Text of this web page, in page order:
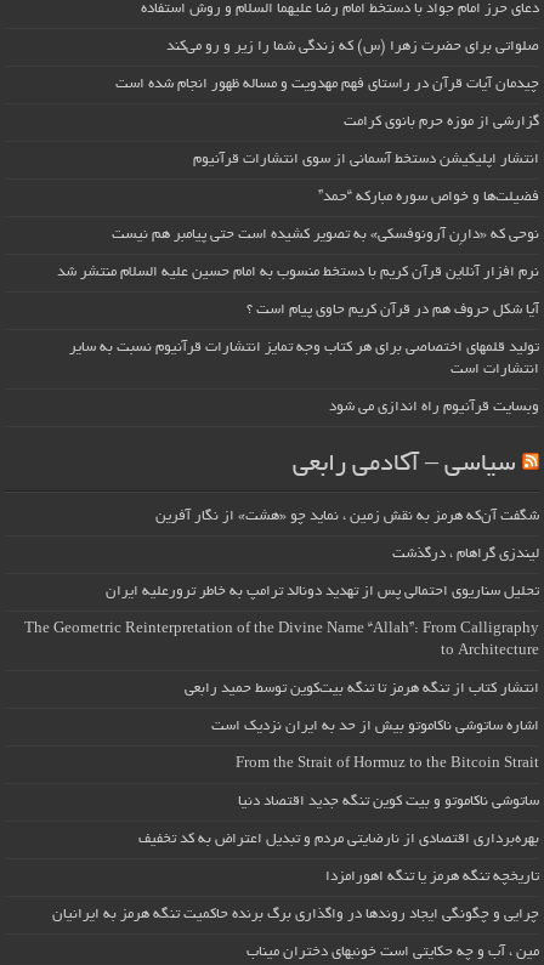
دعای حرز امام جواد با دستخط امام رضا علیهما السلام و روش استفاده
صلواتی برای حضرت زهرا (س) که زندگی شما را زیر و رو می‌کند
چیدمان آیات قرآن در راستای فهم مهدویت و مساله ظهور انجام شده است
گزارشی از موزه حرم بانوی کرامت
انتشار اپلیکیشن دستخط آسمانی از سوی انتشارات قرآنیوم
فضیلت‌ها و خواص سوره مبارکه “حمد”
نوحی که «دارِن آرونوفسکی» به تصویر کشیده است حتی پیامبر هم نیست
نرم افزار آنلاین قرآن کریم با دستخط منسوب به امام حسین علیه السلام منتشر شد
آیا شکل حروف هم در قرآن کریم حاوی پیام است ؟
تولید قلمهای اختصاصی برای هر کتاب وجه تمایز انتشارات قرآنیوم نسبت به سایر
انتشارات است
وبسایت قرآنیوم راه اندازی می شود
سیاسی – آکادمی رابعی
شگفت آن‌که هرمز به نقش زمین ، نماید چو «هشت» از نگار آفرین
لیندزی گراهام ، درگذشت
تحلیل سناریوی احتمالی پس از تهدید دونالد ترامپ به خاطر ترورعلیه ایران
The Geometric Reinterpretation of the Divine Name “Allah”: From Calligraphy
to Architecture
انتشار کتاب از تنگه هرمز تا تنگه بیت‌کوین توسط حمید رابعی
اشاره ساتوشی ناکاموتو بیش از حد به ایران نزدیک است
From the Strait of Hormuz to the Bitcoin Strait
ساتوشی ناکاموتو و بیت کوین تنگه جدید اقتصاد دنیا
بهره‌برداری اقتصادی از نارضایتی مردم و تبدیل اعتراض به کد تخفیف
تاریخچه تنگه هرمز یا تنگه اهورامزدا
چرایی و چگونگی ایجاد روندها در واگذاری برگ برنده حاکمیت تنگه هرمز به ایرانیان
مین ، آب و چه حکایتی است خونبهای دختران میناب